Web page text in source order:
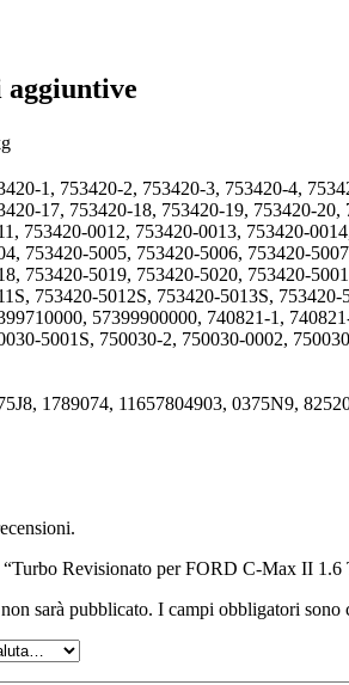
1, 753420-2, 753420-3, 753420-4,
17, 753420-18, 753420-19, 753420-
753420-0012, 753420-0013, 753420-
753420-5005, 753420-5006, 753420-
753420-5019, 753420-5020, 753420-
753420-5012S, 753420-5013S,
57399900000, 740821-1,
5001S, 750030-2, 750030-0002,
1789074, 11657804903, 0375N9,
“Turbo Revisionato per FORD C-Max II
sarà pubblicato. I campi obbligatori sono